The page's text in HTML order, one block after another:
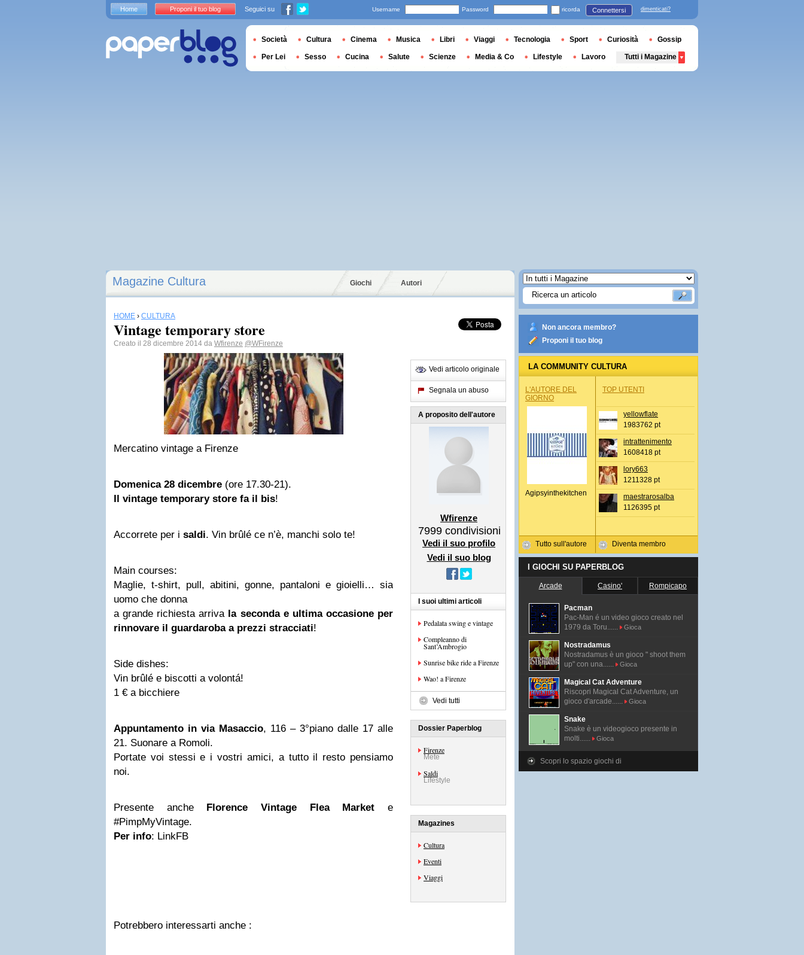
Magazine Cultura Giochi Autori
HOME › CULTURA
Vintage temporary store
Creato il 28 dicembre 2014 da Wfirenze @WFirenze
Mercatino vintage a Firenze
Domenica 28 dicembre (ore 17.30-21).
Il vintage temporary store fa il bis!
Accorrete per i saldi. Vin brûlé ce n’è, manchi solo te!
Main courses:
Maglie, t-shirt, pull, abitini, gonne, pantaloni e gioielli… sia
uomo che donna
a grande richiesta arriva la seconda e ultima occasione per
rinnovare il guardaroba a prezzi stracciati!
Side dishes:
Vin brûlé e biscotti a volontá!
1 € a bicchiere
Appuntamento in via Masaccio, 116 – 3°piano dalle 17 alle
21. Suonare a Romoli.
Portate voi stessi e i vostri amici, a tutto il resto pensiamo
noi.
Presente anche Florence Vintage Flea Market e
#PimpMyVintage.
Per info: LinkFB
Potrebbero interessarti anche :
Vedi articolo originale
Segnala un abuso
A proposito dell'autore
Wfirenze
7999 condivisioni
Vedi il suo profilo
Vedi il suo blog
I suoi ultimi articoli
Pedalata swing e vintage
Compleanno di
Sant’Ambrogio
Sunrise bike ride a Firenze
Wao! a Firenze
Vedi tutti
Dossier Paperblog
Firenze
Mete
Saldi
Lifestyle
Magazines
Cultura
Eventi
Viaggi
Non ancora membro?
Proponi il tuo blog
LA COMMUNITY CULTURA
L'AUTORE DEL
GIORNO
Agipsyinthekitchen
Tutto sull'autore
TOP UTENTI
yellowflate
1983762 pt
intrattenimento
1608418 pt
lory663
1211328 pt
maestrarosalba
1126395 pt
Diventa membro
I GIOCHI SU PAPERBLOG
Arcade Casino' Rompicapo
Pacman
Pac-Man é un video gioco creato nel
1979 da Toru......
Gioca
Nostradamus
Nostradamus è un gioco " shoot them
up" con una......
Gioca
Magical Cat Adventure
Riscopri Magical Cat Adventure, un
gioco d'arcade......
Gioca
Snake
Snake è un videogioco presente in
molti......
Gioca
Scopri lo spazio giochi di
Home Proponi il tuo blog Seguici su Username Password ricorda Connettersi dimenticati?
Società Cultura Cinema Musica Libri Viaggi Tecnologia Sport Curiosità Gossip
Per Lei Sesso Cucina Salute Scienze Media & Co Lifestyle Lavoro Tutti i Magazine